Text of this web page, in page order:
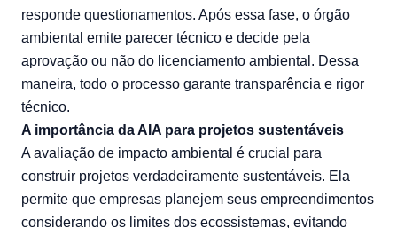
responde questionamentos. Após essa fase, o órgão
ambiental emite parecer técnico e decide pela
aprovação ou não do licenciamento ambiental. Dessa
maneira, todo o processo garante transparência e rigor
técnico.
A importância da AIA para projetos sustentáveis
A avaliação de impacto ambiental é crucial para
construir projetos verdadeiramente sustentáveis. Ela
permite que empresas planejem seus empreendimentos
considerando os limites dos ecossistemas, evitando